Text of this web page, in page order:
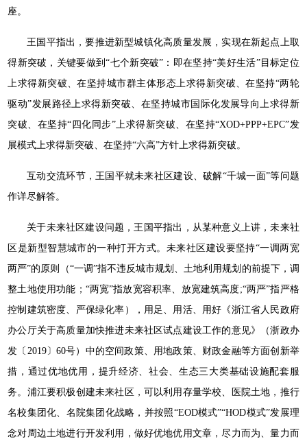
座。
王国平指出，要推进新型城镇化高质量发展，实现在新起点上取
得新突破，关键要做到“七个新突破”：即在坚持“美好生活”目标定位
上求得新突破、在坚持城市群主体形态上求得新突破、在坚持“两轮
驱动”发展路径上求得新突破、在坚持城市国际化发展导向上求得新
突破、在坚持“四化同步”上求得新突破、在坚持“XOD+PPP+EPC”发
展模式上求得新突破、在坚持“六高”方针上求得新突破。
互动交流环节，王国平就未来社区建设、破解“千城一面”等问题
作详尽解答。
关于未来社区建设问题，王国平指出，从某种意义上讲，未来社
区是新型智慧城市的一种打开方式。未来社区建设要坚持“一调两宽
两严”的原则（“一调”指不违反城市规划、土地利用规划的前提下，调
整土地使用功能；“两宽”指放宽容积率、放宽建筑高度;“两严”指严格
控制建筑密度、严保绿化率），用足、用活、用好《浙江省人民政府
办公厅关于高质量加快推进未来社区试点建设工作的意见》（浙政办
发〔2019〕60号）中的空间政策、用地政策、财政金融等方面创新举
措，通过优地优用，提升经济、社会、生态三大类基础设施配套服
务。浦江要积极创建未来社区，可以利用存量学校、医院土地，推行
名校集团化、名院集团化战略，并按照“EOD模式”“HOD模式”发展理
念对周边土地进行开发利用，做好优地优用文章，尽力而为、量力而